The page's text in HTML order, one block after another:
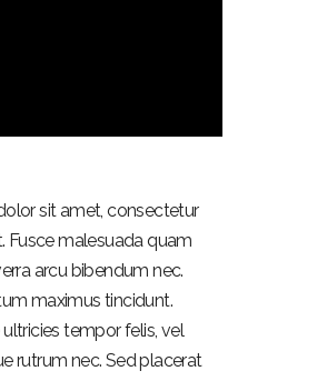
sit amet, consectetur
Fusce malesuada quam
arcu bibendum nec.
maximus tincidunt.
tempor felis, vel
rutrum nec. Sed placerat